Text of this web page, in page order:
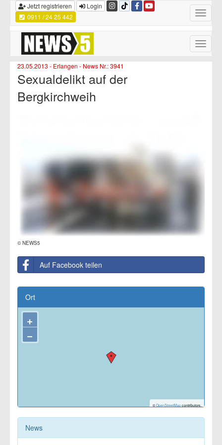
Toggle
Jetzt registrieren
Login
0911 / 24 25 442
Toggle
23.05.2013 - Erlangen - News Nr.: 3941
Sexualdelikt auf der
Bergkirchweih
© NEWS5
Auf Facebook teilen
Ort
+
−
© OpenStreetMapcontributors.
News